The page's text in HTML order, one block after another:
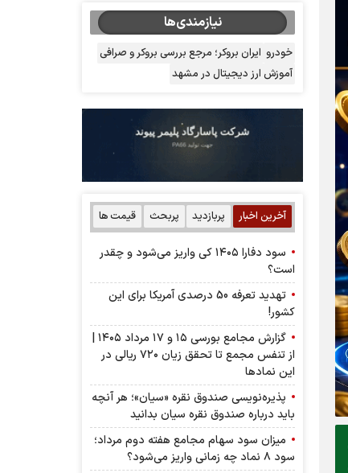
نیازمندی‌ها
خودرو ایران بروکر؛ مرجع بررسی بروکر و صرافی
آموزش ارز دیجیتال در مشهد
آخرین اخبار پربازدید پربحث قیمت ها
سود دفارا ۱۴۰۵ کی واریز می‌شود و چقدر
است؟
تهدید تعرفه 50 درصدی آمریکا برای این
کشور!
گزارش مجامع بورسی ۱۵ و ۱۷ مرداد ۱۴۰۵ |
از تنفس مجمع تا تحقق زیان ۷۲۰ ریالی در
این نماد‌ها
پذیره‌نویسی صندوق نقره «سیان»؛ هر آنچه
باید درباره صندوق نقره سیان بدانید
میزان سود سهام مجامع هفته دوم مرداد؛
سود ۸ نماد چه زمانی واریز می‌شود؟